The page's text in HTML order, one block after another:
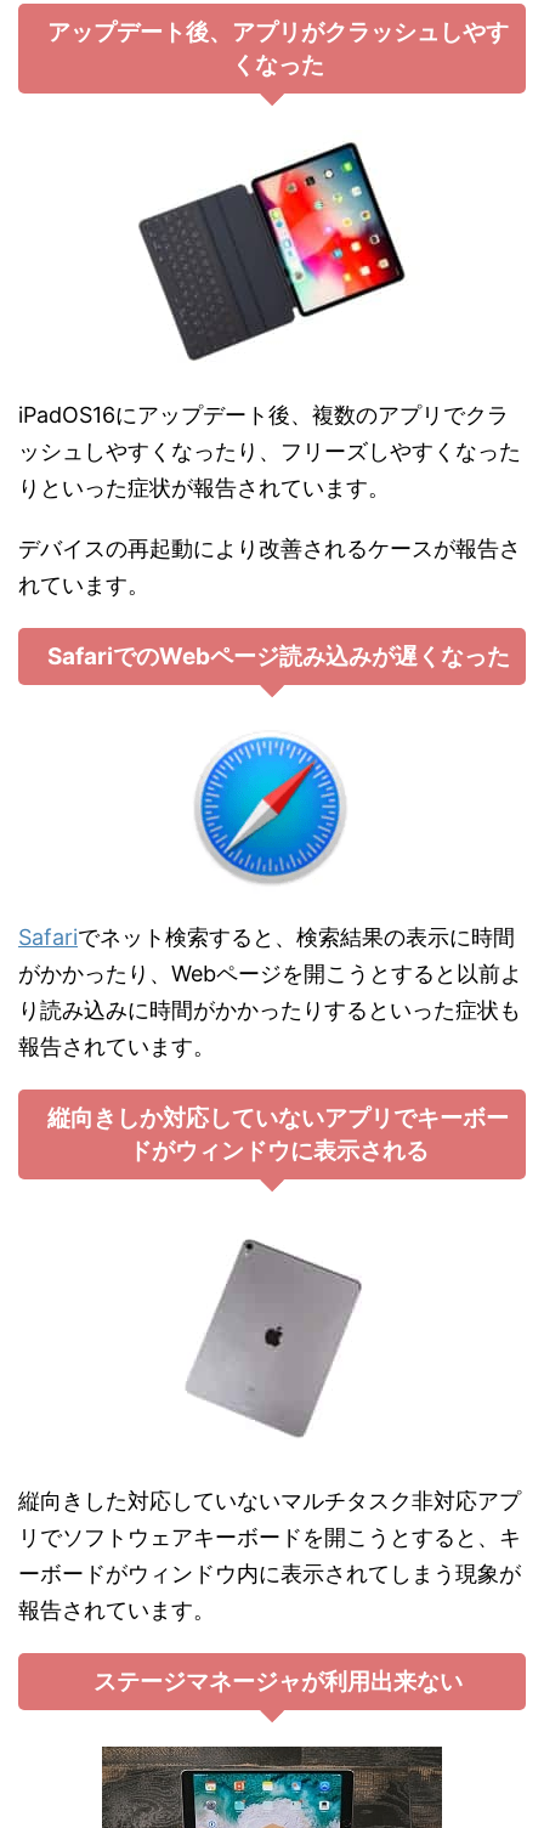
アップデート後、アプリがクラッシュしやす
くなった
iPadOS16にアップデート後、複数のアプリでクラ
ッシュしやすくなったり、フリーズしやすくなった
りといった症状が報告されています。
デバイスの再起動により改善されるケースが報告さ
れています。
SafariでのWebページ読み込みが遅くなった
Safariでネット検索すると、検索結果の表示に時間
がかかったり、Webページを開こうとすると以前よ
り読み込みに時間がかかったりするといった症状も
報告されています。
縦向きしか対応していないアプリでキーボー
ドがウィンドウに表示される
縦向きした対応していないマルチタスク非対応アプ
リでソフトウェアキーボードを開こうとすると、キ
ーボードがウィンドウ内に表示されてしまう現象が
報告されています。
ステージマネージャが利用出来ない